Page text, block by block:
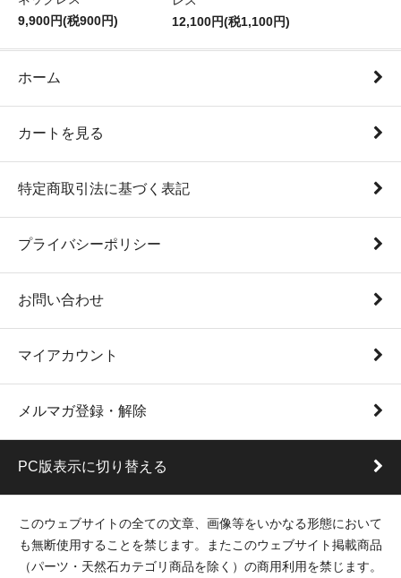
9,900円(税900円)
12,100円(税1,100円)
ホーム
カートを見る
特定商取引法に基づく表記
プライバシーポリシー
お問い合わせ
マイアカウント
メルマガ登録・解除
PC版表示に切り替える
このウェブサイトの全ての文章、画像等をいかなる形態において
も無断使用することを禁じます。またこのウェブサイト掲載商品
（パーツ・天然石カテゴリ商品を除く）の商用利用を禁じます。